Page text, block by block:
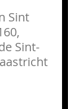
Sint
Sint-